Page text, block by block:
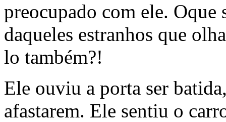
preocupado com ele. Oque
daqueles estranhos que
lo também?!
Ele ouviu a porta ser
afastarem. Ele sentiu o